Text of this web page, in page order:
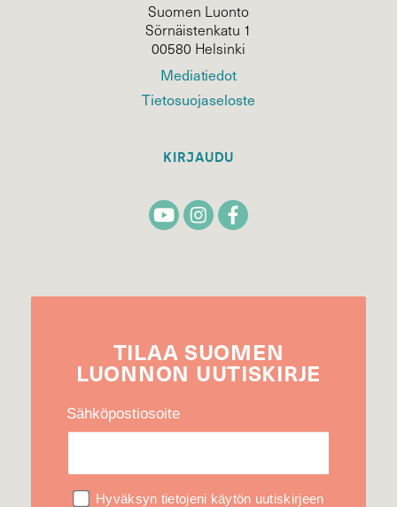
Suomen Luonto
Sörnäistenkatu 1
00580 Helsinki
Mediatiedot
Tietosuojaseloste
KIRJAUDU
TILAA SUOMEN
LUONNON UUTIS­KIRJE
Sähköpostiosoite
Hyväksyn tietojeni käytön uutiskirjeen